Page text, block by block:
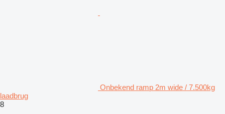
Onbekend ramp 2m wide / 7.500kg
laadbrug
8